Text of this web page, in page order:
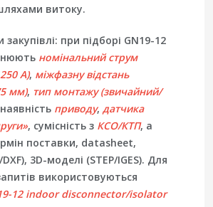
витоку.
закупівлі: при підборі GN19-12
номінальний струм
А), міжфазну відстань
мм), тип монтажу (звичайний/
приводу, датчика
, сумісність з КСО/КТП, а
поставки, datasheet,
3D-моделі (STEP/IGES). Для
використовуються
12 indoor disconnector/isolator